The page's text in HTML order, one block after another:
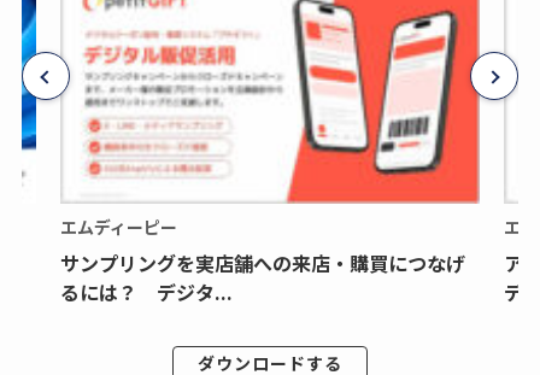
エムディーピー
サンプリングを実店舗への来店・購買につなげ
るには？ デジタ...
ダウンロードする
エ
ア
デ